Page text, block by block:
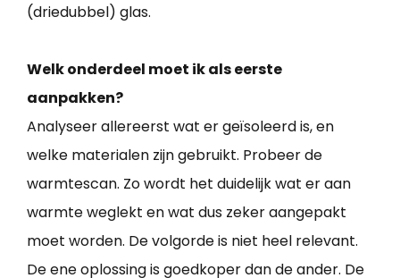
(driedubbel) glas.
Welk onderdeel moet ik als eerste
aanpakken?
Analyseer allereerst wat er geïsoleerd is, en
welke materialen zijn gebruikt. Probeer de
warmtescan. Zo wordt het duidelijk wat er aan
warmte weglekt en wat dus zeker aangepakt
moet worden. De volgorde is niet heel relevant.
De ene oplossing is goedkoper dan de ander. De